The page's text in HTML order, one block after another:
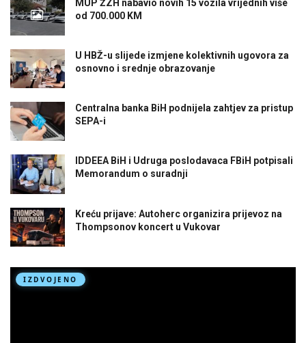
MUP ŽZH nabavio novih 15 vozila vrijednih više
od 700.000 KM
U HBŽ-u slijede izmjene kolektivnih ugovora za
osnovno i srednje obrazovanje
Centralna banka BiH podnijela zahtjev za pristup
SEPA-i
IDDEEA BiH i Udruga poslodavaca FBiH potpisali
Memorandum o suradnji
Kreću prijave: Autoherc organizira prijevoz na
Thompsonov koncert u Vukovar